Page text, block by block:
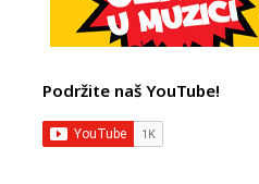
Podržite naš YouTube!